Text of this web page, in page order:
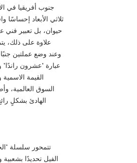
جنوب أفريقيا في
ثلاثي الأبعاد
حيوان، بل تعبير فني
علاوة على ذلك،
وعند وضع عملتين
القيمة
السوق العالمية،
الهادئ بشكلٍ
تتمحور سلسلة
الفيل تحديدًا